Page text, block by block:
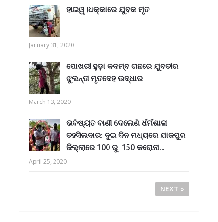
ହାଇୱ।ଧକ୍କାରେ ଯୁବକ ମୃତ
January 31, 2020
ପୋଖରୀ ହୁଡ଼ା କଦମ୍ବ ଗଛରେ ଯୁବତୀର
ଝୁଲନ୍ତା ମୃତଦେହ ଉଦ୍ଧାର
March 13, 2020
ଭବିଷ୍ୟତ ବାଣୀ ଦେଲେଣି ର୍ଧର୍ମଶାଳା
ତହସିଲଦାର: ଦୁଇ ଦିନ ମଧ୍ୟରେ ଯାଜପୁର
ଜିଲ୍ଲାରେ 100 ରୁ 150 କରୋନା...
April 25, 2020
NEXT »